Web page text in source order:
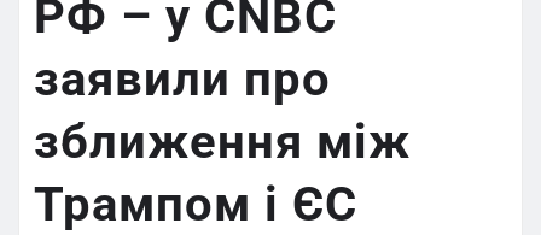
РФ – у CNBC
заявили про
зближення між
Трампом і ЄС